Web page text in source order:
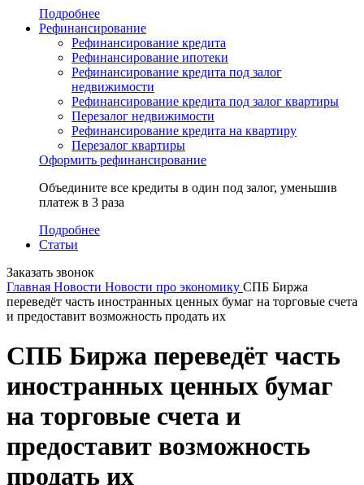
Подробнее
Рефинансирование
Рефинансирование кредита
Рефинансирование ипотеки
Рефинансирование кредита под залог
недвижимости
Рефинансирование кредита под залог квартиры
Перезалог недвижимости
Рефинансирование кредита на квартиру
Перезалог квартиры
Оформить рефинансирование
Объедините все кредиты в один под залог, уменьшив
платеж в 3 раза
Подробнее
Статьи
Заказать звонок
Главная Новости Новости про экономику СПБ Биржа
переведёт часть иностранных ценных бумаг на торговые счета
и предоставит возможность продать их
СПБ Биржа переведёт часть
иностранных ценных бумаг
на торговые счета и
предоставит возможность
продать их